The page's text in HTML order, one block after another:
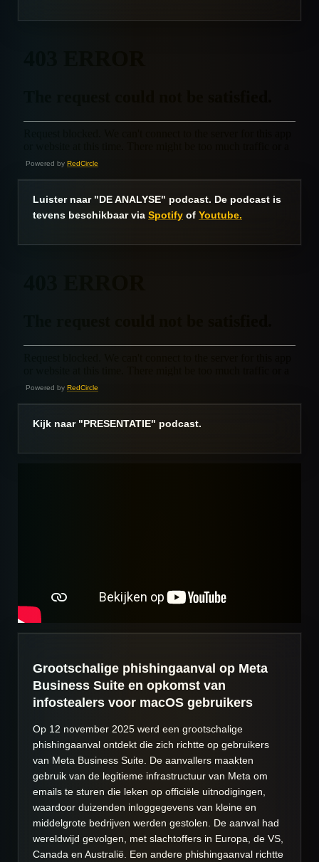
Powered by RedCircle
Luister naar "DE ANALYSE" podcast. De podcast is
tevens beschikbaar via Spotify of Youtube.
Powered by RedCircle
Kijk naar "PRESENTATIE" podcast.
Grootschalige phishingaanval op Meta
Business Suite en opkomst van
infostealers voor macOS gebruikers
Op 12 november 2025 werd een grootschalige
phishingaanval ontdekt die zich richtte op gebruikers
van Meta Business Suite. De aanvallers maakten
gebruik van de legitieme infrastructuur van Meta om
emails te sturen die leken op officiële uitnodigingen,
waardoor duizenden inloggegevens van kleine en
middelgrote bedrijven werden gestolen. De aanval had
wereldwijd gevolgen, met slachtoffers in Europa, de VS,
Canada en Australië. Een andere phishingaanval richtte